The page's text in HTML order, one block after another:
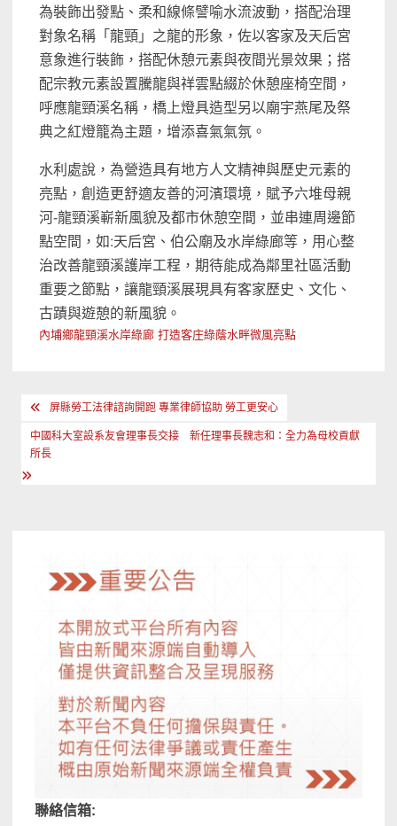
為裝飾出發點、柔和線條譬喻水流波動，搭配治理
對象名稱「龍頸」之龍的形象，佐以客家及天后宮
意象進行裝飾，搭配休憩元素與夜間光景效果；搭
配宗教元素設置騰龍與祥雲點綴於休憩座椅空間，
呼應龍頸溪名稱，橋上燈具造型另以廟宇燕尾及祭
典之紅燈籠為主題，增添喜氣氣氛。
水利處說，為營造具有地方人文精神與歷史元素的
亮點，創造更舒適友善的河濱環境，賦予六堆母親
河-龍頸溪嶄新風貌及都市休憩空間，並串連周邊節
點空間，如:天后宮、伯公廟及水岸綠廊等，用心整
治改善龍頸溪護岸工程，期待能成為鄰里社區活動
重要之節點，讓龍頸溪展現具有客家歷史、文化、
古蹟與遊憩的新風貌。
內埔鄉龍頸溪水岸綠廊 打造客庄綠蔭水畔微風亮點
文
章
導
屏縣勞工法律諮詢開跑 專業律師協助 勞工更安心
中國科大室設系友會理事長交接 新任理事長魏志和：全力為母校貢獻
所長
聯絡信箱: